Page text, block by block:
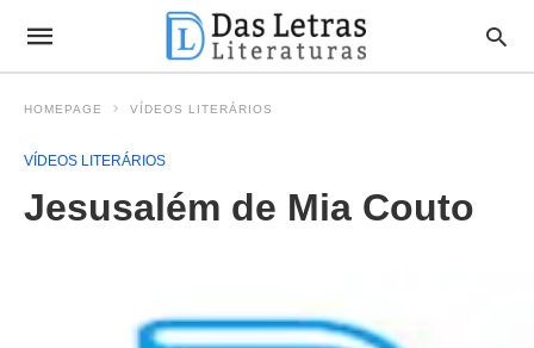
HOMEPAGE VÍDEOS LITERÁRIOS
VÍDEOS LITERÁRIOS
Jesusalém de Mia Couto